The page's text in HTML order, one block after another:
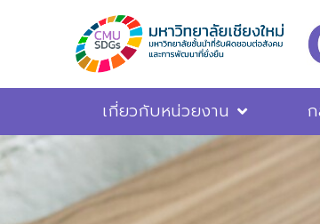
เกี่ยวกับหน่วยงาน